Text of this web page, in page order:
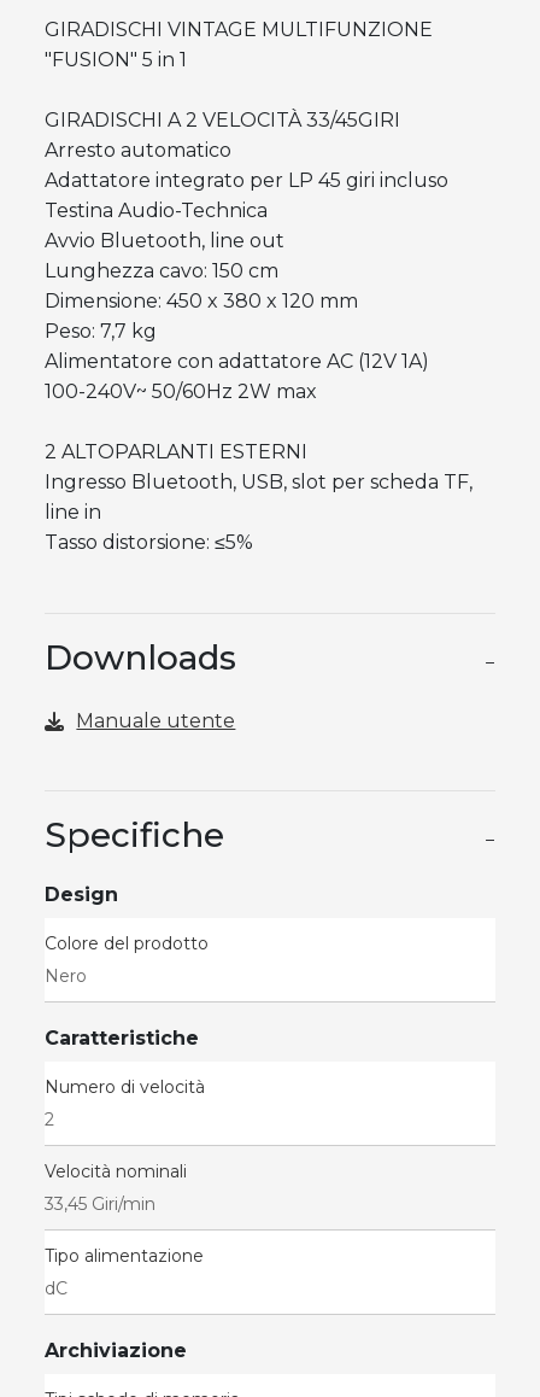
GIRADISCHI VINTAGE MULTIFUNZIONE
"FUSION" 5 in 1
GIRADISCHI A 2 VELOCITÀ 33/45GIRI
Arresto automatico
Adattatore integrato per LP 45 giri incluso
Testina Audio-Technica
Avvio Bluetooth, line out
Lunghezza cavo: 150 cm
Dimensione: 450 x 380 x 120 mm
Peso: 7,7 kg
Alimentatore con adattatore AC (12V 1A)
100-240V~ 50/60Hz 2W max
2 ALTOPARLANTI ESTERNI
Ingresso Bluetooth, USB, slot per scheda TF,
line in
Tasso distorsione: ≤5%
Downloads −
Manuale utente
Specifiche −
Design
Colore del prodotto
Nero
Caratteristiche
Numero di velocità
2
Velocità nominali
33,45 Giri/min
Tipo alimentazione
dC
Archiviazione